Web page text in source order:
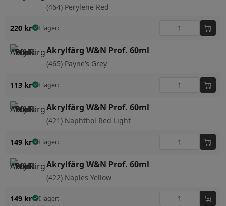
(464) Perylene Red
220 kr I lager:
Akrylfärg W&N Prof. 60ml
(465) Payne’s Grey
113 kr I lager:
Akrylfärg W&N Prof. 60ml
(421) Naphthol Red Light
149 kr I lager:
Akrylfärg W&N Prof. 60ml
(422) Naples Yellow
149 kr I lager: